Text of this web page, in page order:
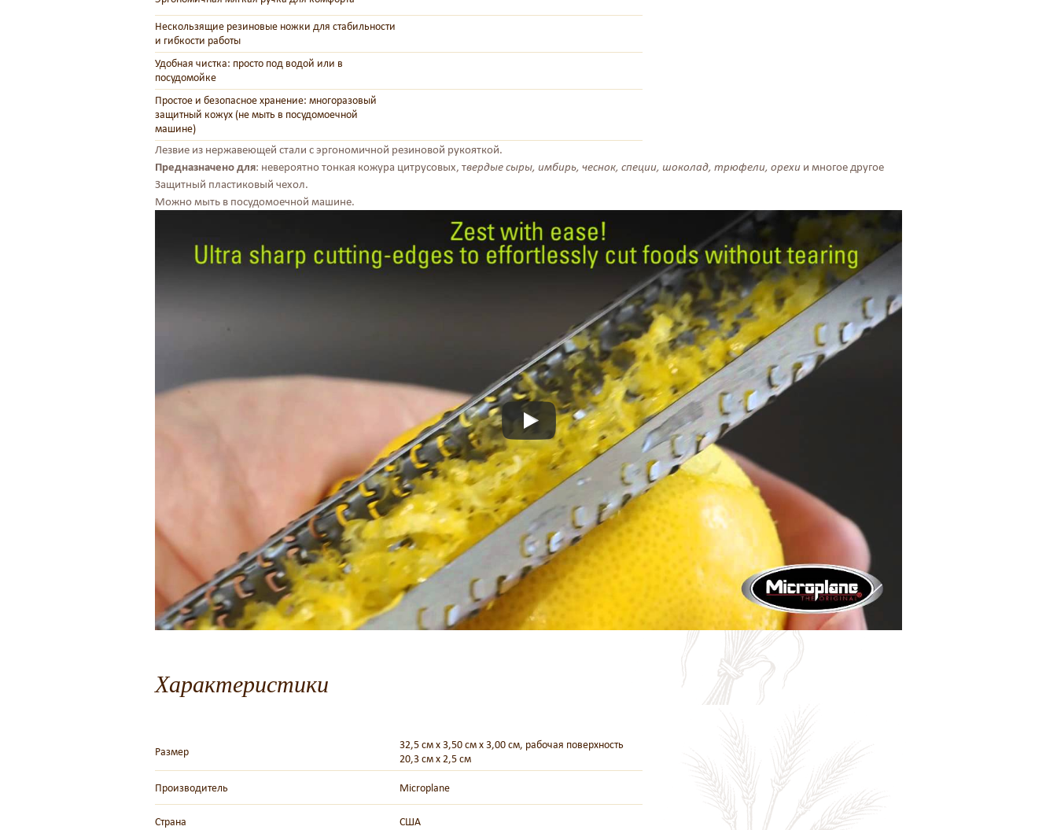
Нескользящие резиновые ножки для стабильности
и гибкости работы
Удобная чистка: просто под водой или в
посудомойке
Простое и безопасное хранение: многоразовый
защитный кожух (не мыть в посудомоечной
машине)
Лезвие из нержавеющей стали с эргономичной резиновой рукояткой.
Предназначено для: невероятно тонкая кожура цитрусовых, твердые сыры, имбирь, чеснок, специи, шоколад, трюфели, орехи и многое другое
Защитный пластиковый чехол.
Можно мыть в посудомоечной машине.
Характеристики
Размер
32,5 см х 3,50 см х 3,00 см, рабочая поверхность
20,3 см х 2,5 см
Производитель Microplane
Страна США